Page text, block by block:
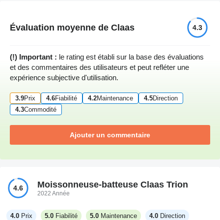
Évaluation moyenne de Claas 4.3
(!) Important : le rating est établi sur la base des évaluations
et des commentaires des utilisateurs et peut refléter une
expérience subjective d'utilisation.
3.9Prix 4.6Fiabilité 4.2Maintenance 4.5Direction
4.3Commodité
Ajouter un commentaire
4.6 Moissonneuse-batteuse Claas Trion
2022 Année
4.0 Prix 5.0 Fiabilité 5.0 Maintenance 4.0 Direction